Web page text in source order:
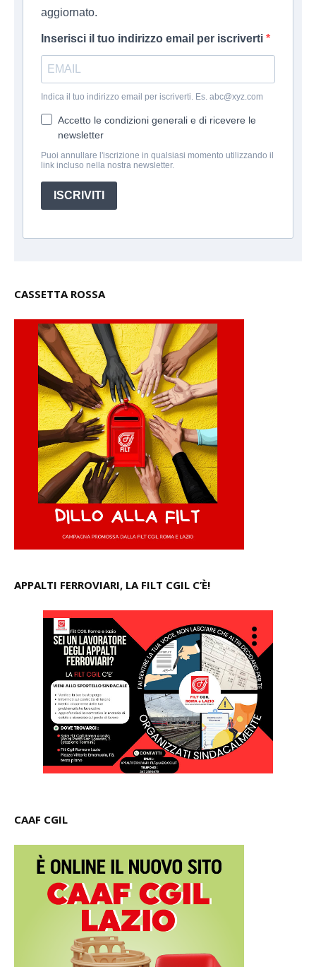
aggiornato.
Inserisci il tuo indirizzo email per iscriverti
Indica il tuo indirizzo email per iscriverti. Es. abc@xyz.com
Accetto le condizioni generali e di ricevere le
newsletter
Puoi annullare l'iscrizione in qualsiasi momento utilizzando il
link incluso nella nostra newsletter.
ISCRIVITI
CASSETTA ROSSA
APPALTI FERROVIARI, LA FILT CGIL C’È!
CAAF CGIL